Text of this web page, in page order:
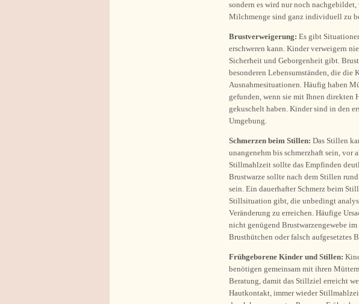
sondern es wird nur noch
Milchmenge sind ganz individuell zu
Brustverweigerung: Es gibt
erschweren kann. Kinder verweigern
Sicherheit und Geborgenheit gibt.
besonderen Lebensumständen, die
Ausnahmesituationen. Häufig haben
gefunden, wenn sie mit Ihnen direkten
gekuschelt haben. Kinder sind in den
Umgebung.
Schmerzen beim Stillen: Das Stillen
unangenehm bis schmerzhaft sein,
Stillmahlzeit sollte das Empfinden
Brustwarze sollte nach dem Stillen
sein. Ein dauerhafter Schmerz beim
Stillsituation gibt, die unbedingt
Veränderung zu erreichen. Häufige
nicht genügend Brustwarzengewebe
Brusthütchen oder falsch aufgesetztes
Frühgeborene Kinder und Stillen:
benötigen gemeinsam mit ihren
Beratung, damit das Stillziel erreicht
Hautkontakt, immer wieder